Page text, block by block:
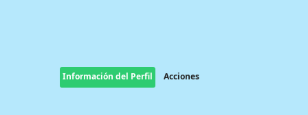
Información del Perfil Acciones